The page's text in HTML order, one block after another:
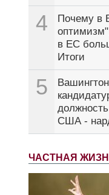
4
Почему в
в ЕС
Итоги
5
США -
ЧАСТНАЯ